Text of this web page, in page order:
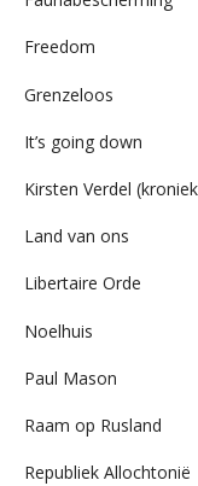
Freedom
Grenzeloos
It’s going down
Kirsten Verdel
Land van ons
Libertaire Orde
Noelhuis
Paul Mason
Raam op Rusland
Republiek Allochtonië